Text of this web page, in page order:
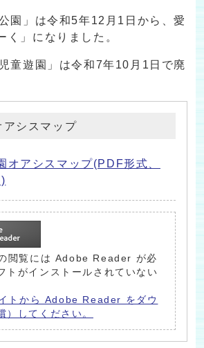
園」は令和5年12月1日から、愛
く」になりました。
童遊園」は令和7年10月1日で廃
アシスマップ
オアシスマップ(PDF形式、
閲覧には Adobe Reader が必
トがインストールされていない
トから Adobe Reader をダウ
）してください。